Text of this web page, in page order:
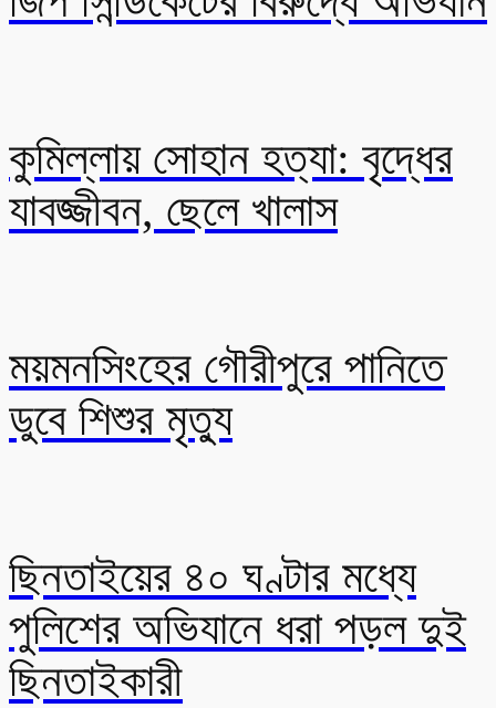
কুমিল্লায় সোহান হত্যা: বৃদ্ধের
যাবজ্জীবন, ছেলে খালাস
ময়মনসিংহের গৌরীপুরে পানিতে
ডুবে শিশুর মৃত্যু
ছিনতাইয়ের ৪০ ঘণ্টার মধ্যে
পুলিশের অভিযানে ধরা পড়ল দুই
ছিনতাইকারী